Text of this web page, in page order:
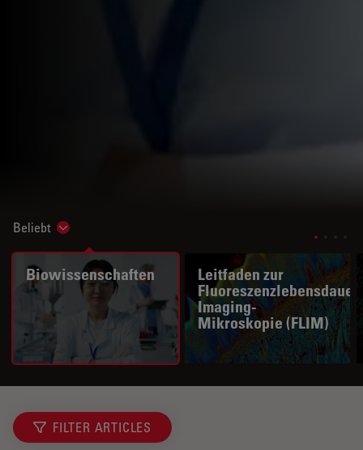
Beliebt Show subnavigation
Biowissenschaften
Leitfaden zur
Fluoreszenzlebensdauer-
Imaging-
Mikroskopie (FLIM)
FILTER ARTICLES